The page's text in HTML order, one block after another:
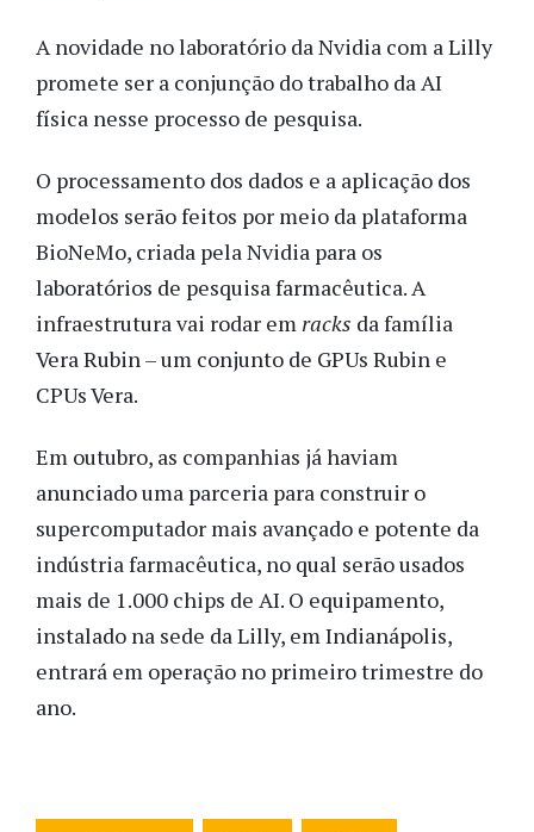
A novidade no laboratório da Nvidia com a Lilly
promete ser a conjunção do trabalho da AI
física nesse processo de pesquisa.
O processamento dos dados e a aplicação dos
modelos serão feitos por meio da plataforma
BioNeMo, criada pela Nvidia para os
laboratórios de pesquisa farmacêutica. A
infraestrutura vai rodar emracks da família
Vera Rubin – um conjunto de GPUs Rubin e
CPUs Vera.
Em outubro, as companhias já haviam
anunciado uma parceria para construir o
supercomputador mais avançado e potente da
indústria farmacêutica, no qual serão usados
mais de 1.000 chips de AI. O equipamento,
instalado na sede da Lilly, em Indianápolis,
entrará em operação no primeiro trimestre do
ano.